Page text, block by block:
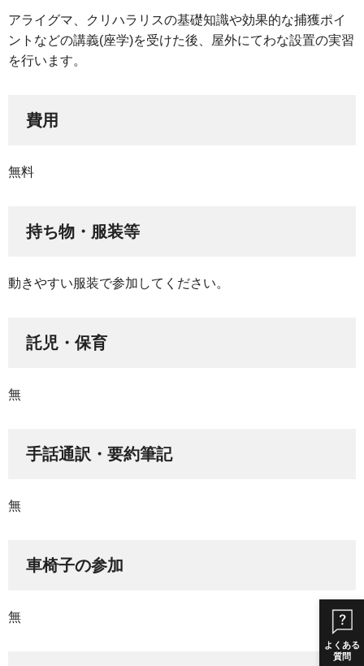
よくある
質問
アライグマ、クリハラリスの基礎知識や効果的な捕獲ポイ
ントなどの講義(座学)を受けた後、屋外にてわな設置の実習
を行います。
費用
無料
持ち物・服装等
動きやすい服装で参加してください。
託児・保育
無
手話通訳・要約筆記
無
車椅子の参加
無